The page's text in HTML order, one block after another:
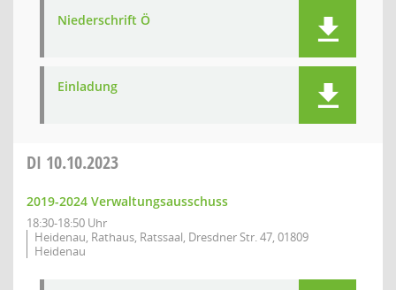
Niederschrift Ö
Einladung
DI 10.10.2023
2019-2024 Verwaltungsausschuss
18:30-18:50 Uhr
Heidenau, Rathaus, Ratssaal, Dresdner Str. 47, 01809
Heidenau